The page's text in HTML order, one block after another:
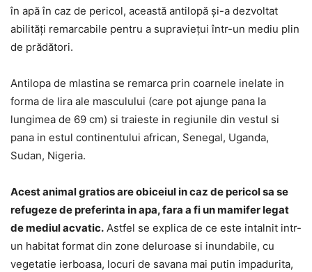
în apă în caz de pericol, această antilopă și-a dezvoltat
abilități remarcabile pentru a supraviețui într-un mediu plin
de prădători.
Antilopa de mlastina se remarca prin coarnele inelate in
forma de lira ale masculului (care pot ajunge pana la
lungimea de 69 cm) si traieste in regiunile din vestul si
pana in estul continentului african, Senegal, Uganda,
Sudan, Nigeria.
Acest animal gratios are obiceiul in caz de pericol sa se
refugeze de preferinta in apa, fara a fi un mamifer legat
de mediul acvatic. Astfel se explica de ce este intalnit intr-
un habitat format din zone deluroase si inundabile, cu
vegetatie ierboasa, locuri de savana mai putin impadurita,